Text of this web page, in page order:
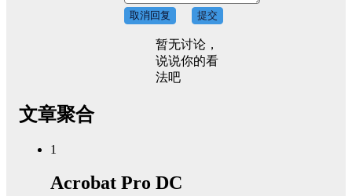
取消回复 提交
暂无讨论，
说说你的看
法吧
文章聚合
1
Acrobat Pro DC